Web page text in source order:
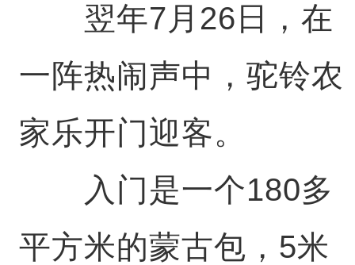
翌年7月26日，在
一阵热闹声中，驼铃农
家乐开门迎客。
入门是一个180多
平方米的蒙古包，5米